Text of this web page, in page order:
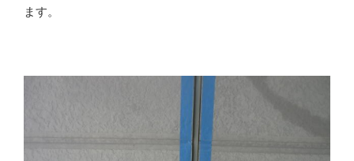
ます。